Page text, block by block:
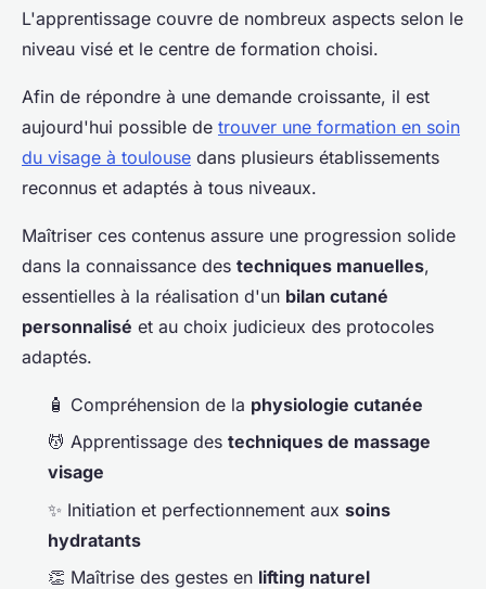
L'apprentissage couvre de nombreux aspects selon le
niveau visé et le centre de formation choisi.
Afin de répondre à une demande croissante, il est
aujourd'hui possible de trouver une formation en soin
du visage à toulouse dans plusieurs établissements
reconnus et adaptés à tous niveaux.
Maîtriser ces contenus assure une progression solide
dans la connaissance des techniques manuelles,
essentielles à la réalisation d'un bilan cutané
personnalisé et au choix judicieux des protocoles
adaptés.
🧴 Compréhension de la physiologie cutanée
💆 Apprentissage des techniques de massage
visage
✨ Initiation et perfectionnement aux soins
hydratants
👏 Maîtrise des gestes en lifting naturel